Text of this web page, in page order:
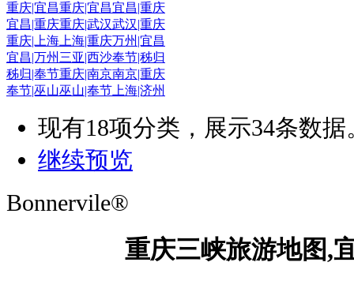
重庆|宜昌重庆|宜昌宜昌|重庆
宜昌|重庆重庆|武汉武汉|重庆
重庆|上海 上海|重庆万州|宜昌
宜昌|万州 三亚|西沙奉节|秭归
秭归|奉节重庆|南京南京|重庆
奉节|巫山巫山|奉节 上海|济州
现有18项分类，展示34条数据
继续预览
Bonnervile®
重庆三峡旅游地图,